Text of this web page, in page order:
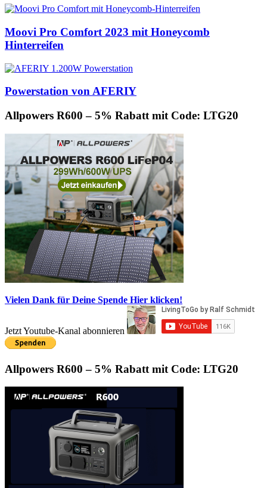
Moovi Pro Comfort 2023 mit Honeycomb
Hinterreifen
Powerstation von AFERIY
Allpowers R600 – 5% Rabatt mit Code: LTG20
Vielen Dank für Deine Spende Hier klicken!
Jetzt Youtube-Kanal abonnieren
Allpowers R600 – 5% Rabatt mit Code: LTG20